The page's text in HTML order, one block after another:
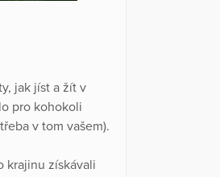
jak jíst a žít v
pro kohokoli
v tom vašem).
krajinu získávali